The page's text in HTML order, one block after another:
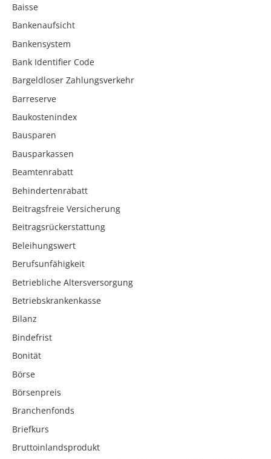
Baisse
Bankenaufsicht
Bankensystem
Bank Identifier Code
Bargeldloser Zahlungsverkehr
Barreserve
Baukostenindex
Bausparen
Bausparkassen
Beamtenrabatt
Behindertenrabatt
Beitragsfreie Versicherung
Beitragsrückerstattung
Beleihungswert
Berufsunfähigkeit
Betriebliche Altersversorgung
Betriebskrankenkasse
Bilanz
Bindefrist
Bonität
Börse
Börsenpreis
Branchenfonds
Briefkurs
Bruttoinlandsprodukt